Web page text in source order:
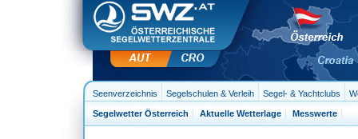
Seenverzeichnis Segelschulen & Verleih Segel- & Yachtclubs
Segelwetter Österreich Aktuelle Wetterlage Messwerte